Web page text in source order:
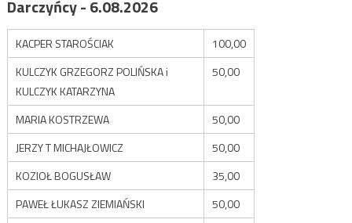
Darczyńcy - 6.08.2026
KACPER STAROŚCIAK
100,00
KULCZYK GRZEGORZ POLIŃSKA i
KULCZYK KATARZYNA
50,00
MARIA KOSTRZEWA
50,00
JERZY T MICHAJŁOWICZ
50,00
KOZIOŁ BOGUSŁAW
35,00
PAWEŁ ŁUKASZ ZIEMIAŃSKI
50,00